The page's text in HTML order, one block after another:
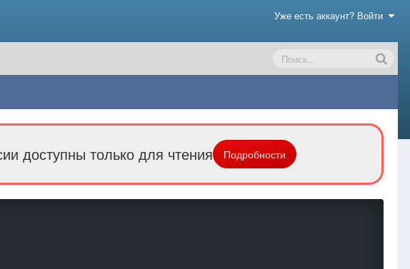
Уже есть аккаунт? Войти
доступны только для чтения Подробности